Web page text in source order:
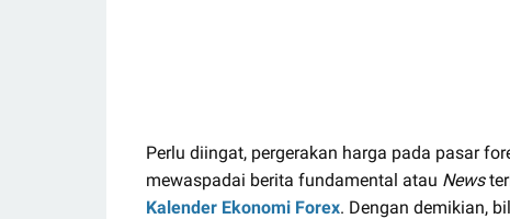
Perlu diingat, pergerakan harga pada pasar
mewaspadai berita fundamental atau News
Kalender Ekonomi Forex. Dengan demikian,